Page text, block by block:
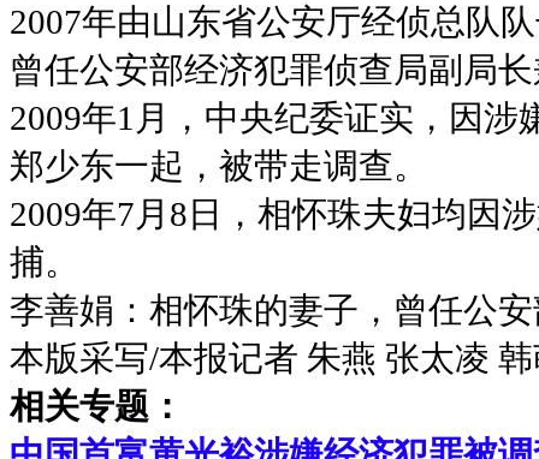
2007年由山东省公安厅经侦总队
曾任公安部经济犯罪侦查局副局
2009年1月，中央纪委证实，因
郑少东一起，被带走调查。
2009年7月8日，相怀珠夫妇均因
捕。
李善娟：相怀珠的妻子，曾任公
本版采写/本报记者 朱燕 张太凌
相关专题：